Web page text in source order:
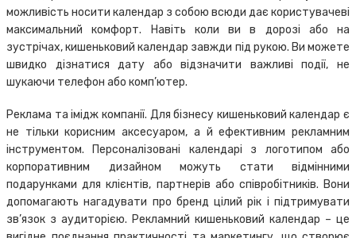
можливість носити календар з собою всюди дає користувачеві
максимальний комфорт. Навіть коли ви в дорозі або на
зустрічах, кишеньковий календар завжди під рукою. Ви можете
швидко дізнатися дату або відзначити важливі події, не
шукаючи телефон або комп’ютер.
Реклама та імідж компанії. Для бізнесу кишеньковий календар є
не тільки корисним аксесуаром, а й ефективним рекламним
інструментом. Персоналізовані календарі з логотипом або
корпоративним дизайном можуть стати відмінними
подарунками для клієнтів, партнерів або співробітників. Вони
допомагають нагадувати про бренд цілий рік і підтримувати
зв’язок з аудиторією. Рекламний кишеньковий календар – це